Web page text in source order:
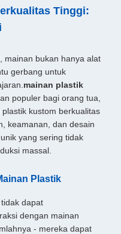
Tinggi:
mainan bukan hanya alat
gerbang untuk
mainan plastik
populer bagi orang tua,
kustom berkualitas
keamanan, dan desain
yang sering tidak
massal.
Plastik
dapat
dengan mainan
- mereka dapat